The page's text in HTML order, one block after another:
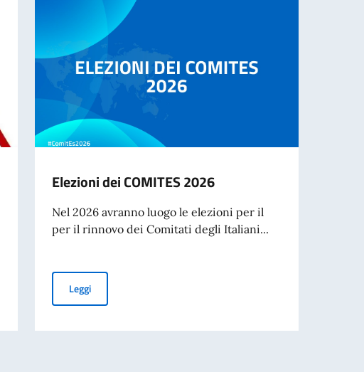
Elezioni dei COMITES 2026
Nel 2026 avranno luogo le elezioni per il
per il rinnovo dei Comitati degli Italiani...
LeggiElezioni dei COMITES 2026